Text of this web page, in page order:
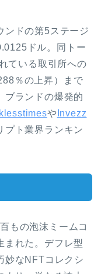
ンドの第5ステージ
ドル。同トー
ている取引所への
％の上昇）まで
ブランドの爆発的
や Invezz
プト業界ランキン
もの泡沫ミームコ
まれた。デフレ型
妙なNFTコレクシ